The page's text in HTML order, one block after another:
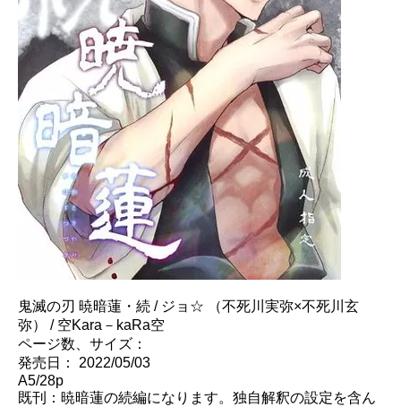
鬼滅の刃 暁暗蓮・続 / ジョ☆ （不死川実弥×不死川玄
弥） / 空Kara－kaRa空
ページ数、サイズ：
発売日： 2022/05/03
A5/28p
既刊：暁暗蓮の続編になります。独自解釈の設定を含ん